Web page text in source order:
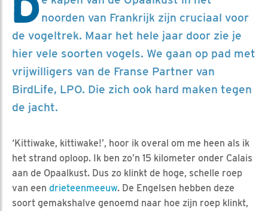
noorden van Frankrijk zijn cruciaal voor
de vogeltrek. Maar het hele jaar door zie je
hier vele soorten vogels. We gaan op pad met
vrijwilligers van de Franse Partner van
BirdLife, LPO. Die zich ook hard maken tegen
de jacht.
‘Kittiwake, kittiwake!’, hoor ik overal om me heen als ik
het strand oploop. Ik ben zo’n 15 kilometer onder Calais
aan de Opaalkust. Dus zo klinkt de hoge, schelle roep
van een drieteenmeeuw. De Engelsen hebben deze
soort gemakshalve genoemd naar hoe zijn roep klinkt,